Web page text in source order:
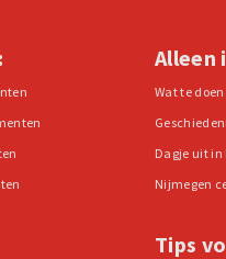
Alleen
Wat te
Dagje uit in
Nijmegen
Tips